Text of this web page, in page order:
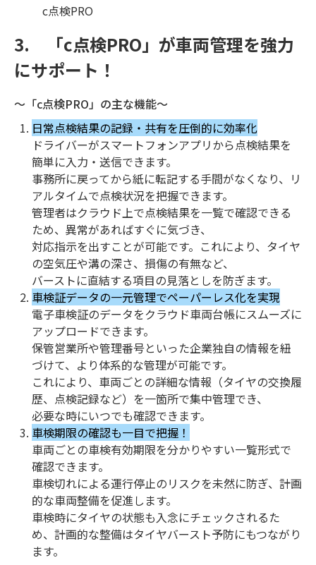
c点検PRO
3. 「c点検PRO」が車両管理を強力
にサポート！
～「c点検PRO」の主な機能～
日常点検結果の記録・共有を圧倒的に効率化
ドライバーがスマートフォンアプリから点検結果を
簡単に入力・送信できます。
事務所に戻ってから紙に転記する手間がなくなり、リ
アルタイムで点検状況を把握できます。
管理者はクラウド上で点検結果を一覧で確認できる
ため、異常があればすぐに気づき、
対応指示を出すことが可能です。これにより、タイヤ
の空気圧や溝の深さ、損傷の有無など、
バーストに直結する項目の見落としを防ぎます。
車検証データの一元管理でペーパーレス化を実現
電子車検証のデータをクラウド車両台帳にスムーズに
アップロードできます。
保管営業所や管理番号といった企業独自の情報を紐
づけて、より体系的な管理が可能です。
これにより、車両ごとの詳細な情報（タイヤの交換履
歴、点検記録など）を一箇所で集中管理でき、
必要な時にいつでも確認できます。
車検期限の確認も一目で把握！
車両ごとの車検有効期限を分かりやすい一覧形式で
確認できます。
車検切れによる運行停止のリスクを未然に防ぎ、計画
的な車両整備を促進します。
車検時にタイヤの状態も入念にチェックされるた
め、計画的な整備はタイヤバースト予防にもつながり
ます。